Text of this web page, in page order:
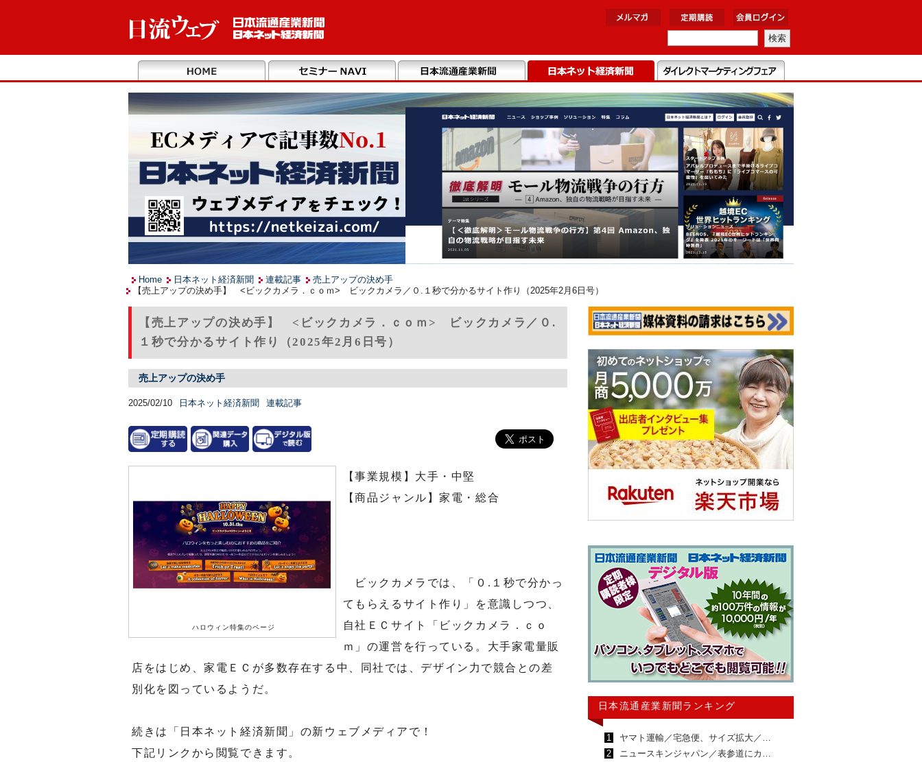
Home 日本ネット経済新聞 連載記事
売上アップの決め手
【売上アップの決め手】 <ビックカメラ．ｃｏｍ> ビックカメラ／０.１秒で分かるサイト作り（2025年2月6日号）
【売上アップの決め手】 <ビックカメラ．ｃｏｍ> ビックカメラ／０.
１秒で分かるサイト作り（2025年2月6日号）
売上アップの決め手
2025/02/10 日本ネット経済新聞 連載記事
ハロウィン特集のページ
【事業規模】大手・中堅
【商品ジャンル】家電・総合
ビックカメラでは、「０.１秒で分かっ
てもらえるサイト作り」を意識しつつ、
自社ＥＣサイト「ビックカメラ．ｃｏ
ｍ」の運営を行っている。大手家電量販
店をはじめ、家電ＥＣが多数存在する中、同社では、デザイン力で競合との差
別化を図っているようだ。
続きは「日本ネット経済新聞」の新ウェブメディアで！
下記リンクから閲覧できます。
日本流通産業新聞ランキング
1
ヤマト運輸／宅急便、サイズ拡大／…
2
ニュースキンジャパン／表参道にカ…